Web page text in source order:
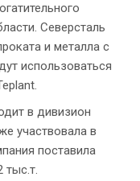
Северсталь
и металла с
использоваться
в дивизион
участвовала в
поставила
тыс.т.